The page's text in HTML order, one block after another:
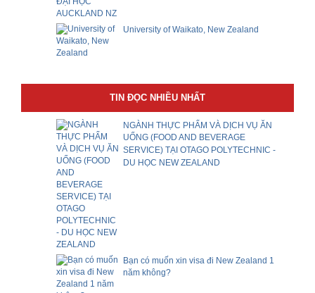
University of Waikato, New Zealand
TIN ĐỌC NHIỀU NHẤT
NGÀNH THỰC PHẨM VÀ DỊCH VỤ ĂN
UỐNG (FOOD AND BEVERAGE
SERVICE) TẠI OTAGO POLYTECHNIC -
DU HỌC NEW ZEALAND
Bạn có muốn xin visa đi New Zealand 1
năm không?